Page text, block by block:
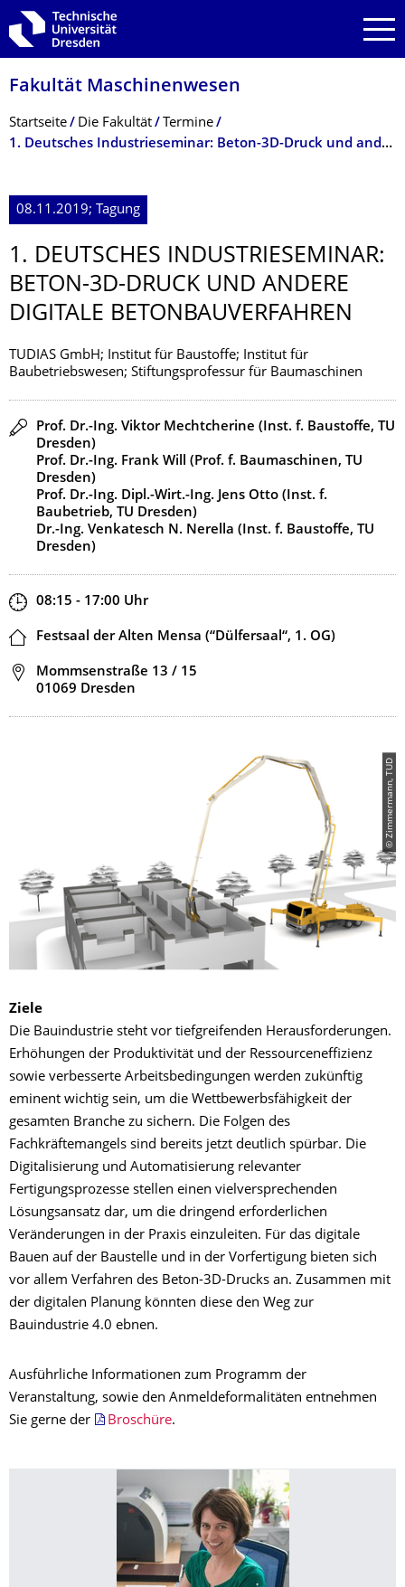
Zur Hauptnavigation springen
Zur Suche springen
Zum Inhalt springen
Fakultät Maschinenwesen
Breadcrumb-Menü
Startseite Die Fakultät
Termine
1. Deutsches Industrieseminar: Beton-3D-Druck und andere digitale Betonbauverfahren
08.11.2019; Tagung
1. DEUTSCHES INDUSTRIESEMI­NAR:
BETON-3D-DRUCK UND ANDERE
DIGITALE BETONBAUVERFAH­REN
TUDIAS GmbH; Institut für Baustoffe; Institut für
Baubetriebswesen; Stiftungsprofessur für Baumaschinen
Redner
Prof. Dr.-Ing. Viktor Mechtcherine (Inst. f. Baustoffe, TU
Dresden)
Prof. Dr.-Ing. Frank Will (Prof. f. Baumaschinen, TU
Dresden)
Prof. Dr.-Ing. Dipl.-Wirt.-Ing. Jens Otto (Inst. f.
Baubetrieb, TU Dresden)
Dr.-Ing. Venkatesch N. Nerella (Inst. f. Baustoffe, TU
Dresden)
Zeit
08:15 - 17:00 Uhr
Ort
Festsaal der Alten Mensa (“Dülfersaal“, 1. OG)
Adresse
Mommsenstraße 13 / 15
01069 Dresden
© Zimmermann, TUD
Ziele
Die Bauindustrie steht vor tiefgreifenden Herausforderungen.
Erhöhungen der Produktivität und der Ressourceneffizienz
sowie verbesserte Arbeitsbedingungen werden zukünftig
eminent wichtig sein, um die Wettbewerbsfähigkeit der
gesamten Branche zu sichern. Die Folgen des
Fachkräftemangels sind bereits jetzt deutlich spürbar. Die
Digitalisierung und Automatisierung relevanter
Fertigungsprozesse stellen einen vielversprechenden
Lösungsansatz dar, um die dringend erforderlichen
Veränderungen in der Praxis einzuleiten. Für das digitale
Bauen auf der Baustelle und in der Vorfertigung bieten sich
vor allem Verfahren des Beton-3D-Drucks an. Zusammen mit
der digitalen Planung könnten diese den Weg zur
Bauindustrie 4.0 ebnen.
Ausführliche Informationen zum Programm der
Veranstaltung, sowie den Anmeldeformalitäten entnehmen
Sie gerne der
Broschüre.